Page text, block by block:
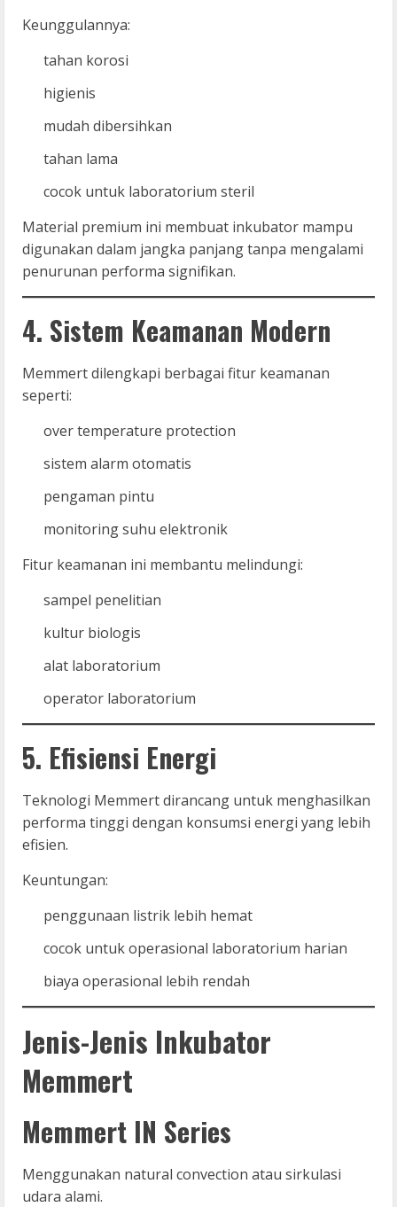
Keunggulannya:
tahan korosi
higienis
mudah dibersihkan
tahan lama
cocok untuk laboratorium steril
Material premium ini membuat inkubator mampu
digunakan dalam jangka panjang tanpa mengalami
penurunan performa signifikan.
4. Sistem Keamanan Modern
Memmert dilengkapi berbagai fitur keamanan
seperti:
over temperature protection
sistem alarm otomatis
pengaman pintu
monitoring suhu elektronik
Fitur keamanan ini membantu melindungi:
sampel penelitian
kultur biologis
alat laboratorium
operator laboratorium
5. Efisiensi Energi
Teknologi Memmert dirancang untuk menghasilkan
performa tinggi dengan konsumsi energi yang lebih
efisien.
Keuntungan:
penggunaan listrik lebih hemat
cocok untuk operasional laboratorium harian
biaya operasional lebih rendah
Jenis-Jenis Inkubator
Memmert
Memmert IN Series
Menggunakan natural convection atau sirkulasi
udara alami.